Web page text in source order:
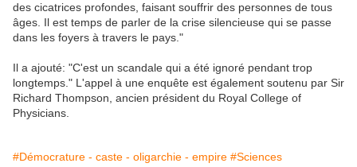
des cicatrices profondes, faisant souffrir des personnes de tous
âges. Il est temps de parler de la crise silencieuse qui se passe
dans les foyers à travers le pays."
Il a ajouté: "C'est un scandale qui a été ignoré pendant trop
longtemps." L'appel à une enquête est également soutenu par Sir
Richard Thompson, ancien président du Royal College of
Physicians.
#Démocrature - caste - oligarchie - empire #Sciences